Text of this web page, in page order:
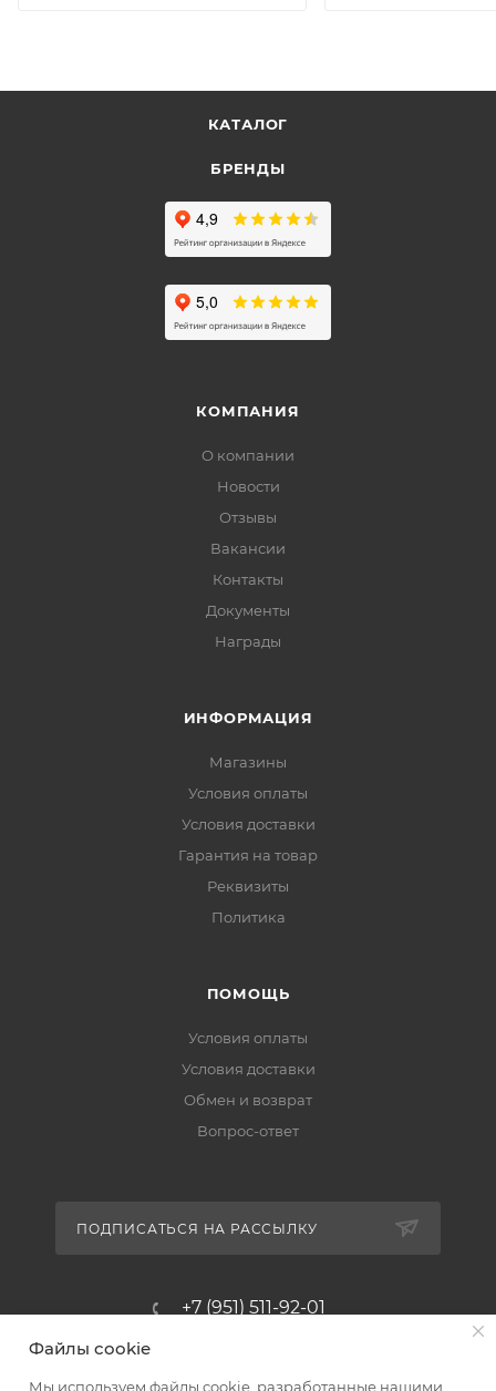
КАТАЛОГ
БРЕНДЫ
КОМПАНИЯ
О компании
Новости
Отзывы
Вакансии
Контакты
Документы
Награды
ИНФОРМАЦИЯ
Магазины
Условия оплаты
Условия доставки
Гарантия на товар
Реквизиты
Политика
ПОМОЩЬ
Условия оплаты
Условия доставки
Обмен и возврат
Вопрос-ответ
ПОДПИСАТЬСЯ НА РАССЫЛКУ
+7 (951) 511-92-01
Файлы cookie
Мы используем файлы cookie, разработанные нашими